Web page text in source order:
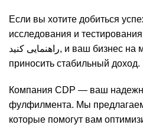
Если вы хотите добиться
исследования и
راهنمایی کنید, и ваш бизнес на маркетплейсах начнет
приносить стабильный доход.
Компания CDP — ваш
фулфилмента. Мы предлагаем
которые помогут вам